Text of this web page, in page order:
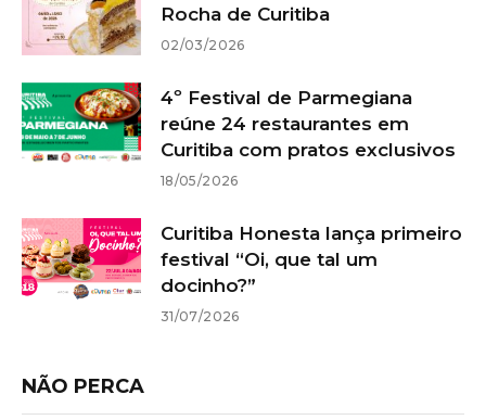
Rocha de Curitiba
02/03/2026
4º Festival de Parmegiana
reúne 24 restaurantes em
Curitiba com pratos exclusivos
18/05/2026
Curitiba Honesta lança primeiro
festival “Oi, que tal um
docinho?”
31/07/2026
NÃO PERCA